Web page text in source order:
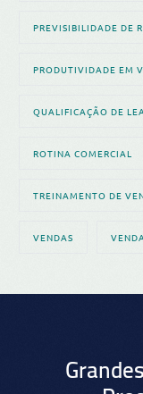
PREVISIBILIDADE DE
PRODUTIVIDADE EM
QUALIFICAÇÃO DE
ROTINA COMERCIAL
TREINAMENTO DE
VENDAS